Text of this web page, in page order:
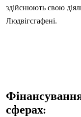
здійснюють свою
Людвігсгафені.
сферах: